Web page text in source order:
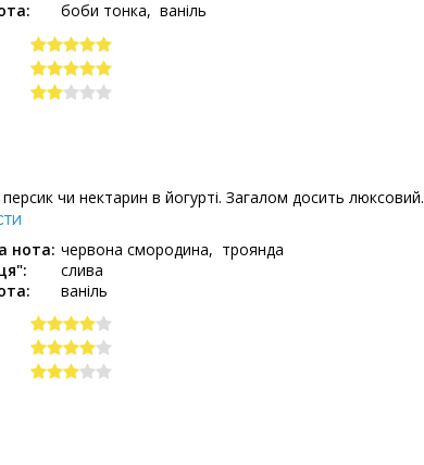
боби тонка ваніль
чи нектарин в йогурті. Загалом досить люксовий.
нота: червона смородина
троянда
слива
ваніль